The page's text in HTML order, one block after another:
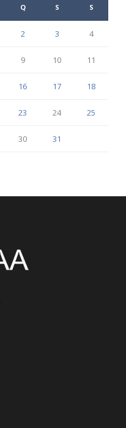
Q S S
2 3 4
9 10 11
16 17 18
23 24 25
30
31